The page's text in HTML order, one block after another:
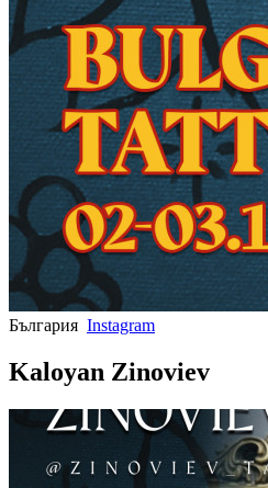
България Instagram
Kaloyan Zinoviev